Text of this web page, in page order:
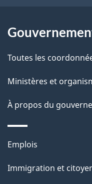
a
g
e
a
c
i
o
s
u
Toutes les
Ministères et
À propos du
Thèmes
sujets
Emplois
Immigration et